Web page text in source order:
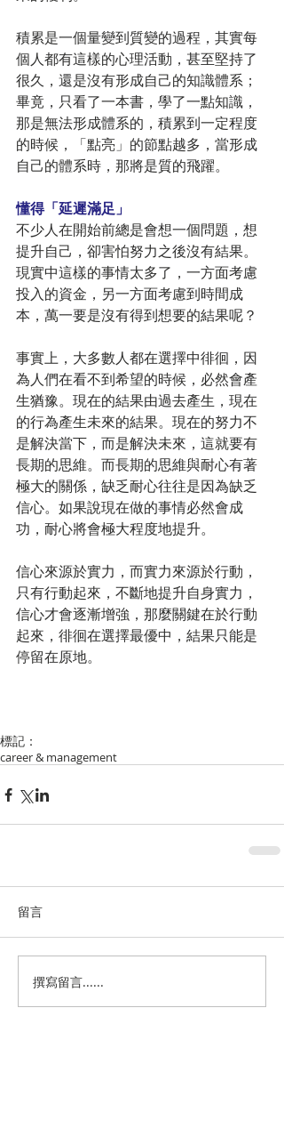
積累是一個量變到質變的過程，其實每
個人都有這樣的心理活動，甚至堅持了
很久，還是沒有形成自己的知識體系；
畢竟，只看了一本書，學了一點知識，
那是無法形成體系的，積累到一定程度
的時候，「點亮」的節點越多，當形成
自己的體系時，那將是質的飛躍。
懂得「延遲滿足」
不少人在開始前總是會想一個問題，想
提升自己，卻害怕努力之後沒有結果。
現實中這樣的事情太多了，一方面考慮
投入的資金，另一方面考慮到時間成
本，萬一要是沒有得到想要的結果呢？
事實上，大多數人都在選擇中徘徊，因
為人們在看不到希望的時候，必然會產
生猶豫。現在的結果由過去產生，現在
的行為產生未來的結果。現在的努力不
是解決當下，而是解決未來，這就要有
長期的思維。而長期的思維與耐心有著
極大的關係，缺乏耐心往往是因為缺乏
信心。如果說現在做的事情必然會成
功，耐心將會極大程度地提升。
信心來源於實力，而實力來源於行動，
只有行動起來，不斷地提升自身實力，
信心才會逐漸增強，那麼關鍵在於行動
起來，徘徊在選擇最優中，結果只能是
停留在原地。
標記：
career & management
留言
撰寫留言......